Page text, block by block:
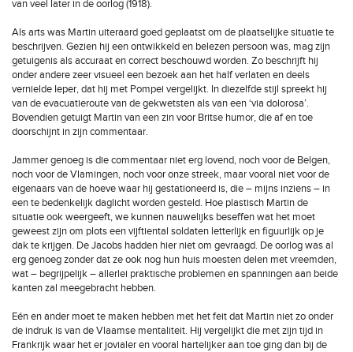
van veel later in de oorlog (1918).
Als arts was Martin uiteraard goed geplaatst om de plaatselijke situatie te
beschrijven. Gezien hij een ontwikkeld en belezen persoon was, mag zijn
getuigenis als accuraat en correct beschouwd worden. Zo beschrijft hij
onder andere zeer visueel een bezoek aan het half verlaten en deels
vernielde Ieper, dat hij met Pompei vergelijkt. In diezelfde stijl spreekt hij
van de evacuatieroute van de gekwetsten als van een ‘via dolorosa’.
Bovendien getuigt Martin van een zin voor Britse humor, die af en toe
doorschijnt in zijn commentaar.
Jammer genoeg is die commentaar niet erg lovend, noch voor de Belgen,
noch voor de Vlamingen, noch voor onze streek, maar vooral niet voor de
eigenaars van de hoeve waar hij gestationeerd is, die – mijns inziens – in
een te bedenkelijk daglicht worden gesteld. Hoe plastisch Martin de
situatie ook weergeeft, we kunnen nauwelijks beseffen wat het moet
geweest zijn om plots een vijftiental soldaten letterlijk en figuurlijk op je
dak te krijgen. De Jacobs hadden hier niet om gevraagd. De oorlog was al
erg genoeg zonder dat ze ook nog hun huis moesten delen met vreemden,
wat – begrijpelijk – allerlei praktische problemen en spanningen aan beide
kanten zal meegebracht hebben.
Eén en ander moet te maken hebben met het feit dat Martin niet zo onder
de indruk is van de Vlaamse mentaliteit. Hij vergelijkt die met zijn tijd in
Frankrijk waar het er jovialer en vooral hartelijker aan toe ging dan bij de